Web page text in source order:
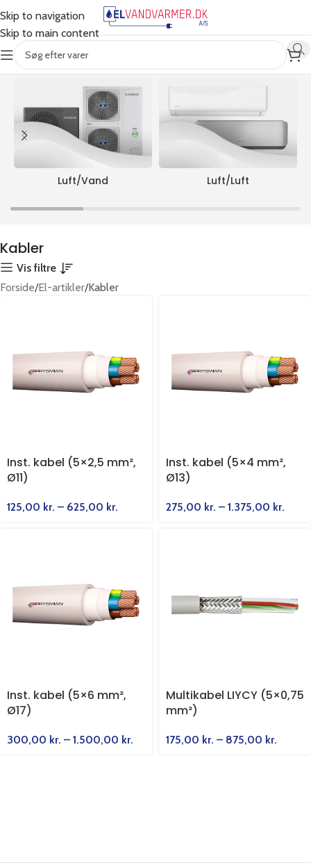
Skip to navigation
Skip to main content
Viser 4 resultaterALLE PRODUKTER
Luft/Vand Luft/Luft
Kabler
Vis filtre
Forside El-artikler Kabler
Inst. kabel (5×2,5 mm²,
Ø11)
125,00 kr. – 625,00 kr.
Inst. kabel (5×4 mm²,
Ø13)
275,00 kr. – 1.375,00 kr.
Inst. kabel (5×6 mm²,
Ø17)
300,00 kr. – 1.500,00 kr.
Multikabel LIYCY (5×0,75
mm²)
175,00 kr. – 875,00 kr.